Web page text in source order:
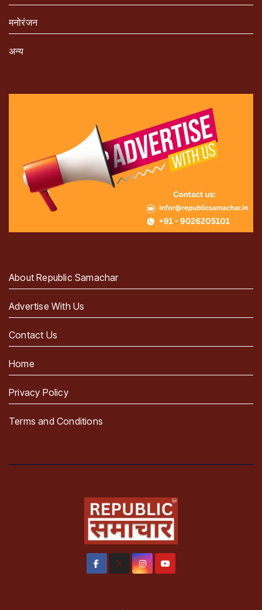
मनोरंजन
अन्य
About Republic Samachar
Advertise With Us
Contact Us
Home
Privacy Policy
Terms and Conditions